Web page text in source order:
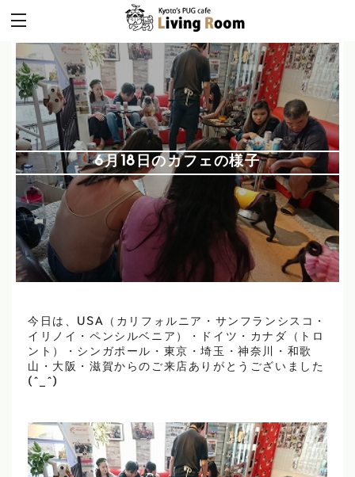
6月18日のカフェの様子
今日は、USA（カリフォルニア・サンフランシスコ・
イリノイ・ペンシルベニア）・ドイツ・カナダ（トロ
ント）・シンガポール・東京・埼玉・神奈川・和歌
山・大阪・滋賀からのご来店ありがとうございました
(^_^)